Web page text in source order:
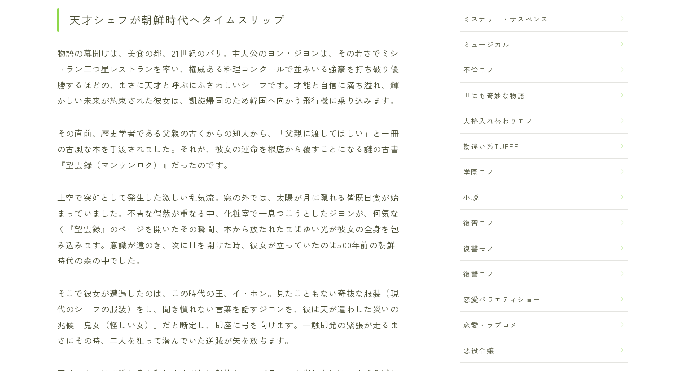
天才シェフが朝鮮時代へタイムスリップ
物語の幕開けは、美食の都、21世紀のパリ。主人公のヨン・ジヨンは、その若さでミシ
ュラン三つ星レストランを率い、権威ある料理コンクールで並みいる強豪を打ち破り優
勝するほどの、まさに天才と呼ぶにふさわしいシェフです。才能と自信に満ち溢れ、輝
かしい未来が約束された彼女は、凱旋帰国のため韓国へ向かう飛行機に乗り込みます。
その直前、歴史学者である父親の古くからの知人から、「父親に渡してほしい」と一冊
の古風な本を手渡されました。それが、彼女の運命を根底から覆すことになる謎の古書
『望雲録（マンウンロク）』だったのです。
上空で突如として発生した激しい乱気流。窓の外では、太陽が月に隠れる皆既日食が始
まっていました。不吉な偶然が重なる中、化粧室で一息つこうとしたジヨンが、何気な
く『望雲録』のページを開いたその瞬間、本から放たれたまばゆい光が彼女の全身を包
み込みます。意識が遠のき、次に目を開けた時、彼女が立っていたのは500年前の朝鮮
時代の森の中でした。
そこで彼女が遭遇したのは、この時代の王、イ・ホン。見たこともない奇抜な服装（現
代のシェフの服装）をし、聞き慣れない言葉を話すジヨンを、彼は天が遣わした災いの
兆候「鬼女（怪しい女）」だと断定し、即座に弓を向けます。一触即発の緊張が走るま
さにその時、二人を狙って潜んでいた逆賊が矢を放ちます。
ミステリー・サスペンス
ミュージカル
不倫モノ
世にも奇妙な物語
人格入れ替わりモノ
勘違い系TUEEE
学園モノ
小説
復習モノ
復讐モノ
復讐モノ
恋愛バラエティショー
恋愛・ラブコメ
悪役令嬢